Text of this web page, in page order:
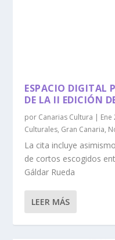
ESPACIO DIGITAL
DE LA II EDICIÓN
por Canarias Cultura | Ene
Culturales, Gran Canaria,
La cita incluye
de cortos escogidos
Gáldar Rueda
LEER MÁS